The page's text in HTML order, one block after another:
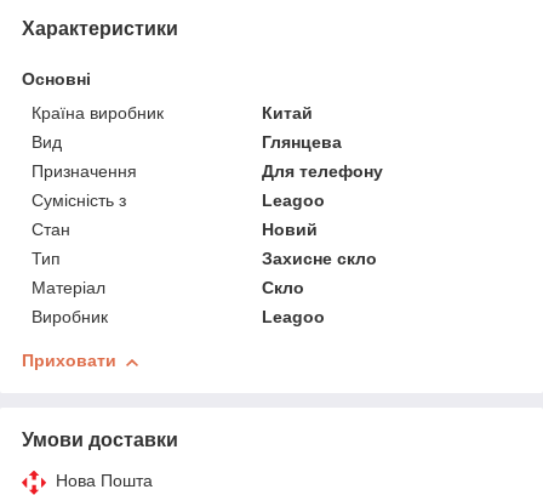
Характеристики
Основні
Країна виробник
Китай
Вид
Глянцева
Призначення
Для телефону
Сумісність з
Leagoo
Стан
Новий
Тип
Захисне скло
Матеріал
Скло
Виробник
Leagoo
Приховати
Умови доставки
Нова Пошта